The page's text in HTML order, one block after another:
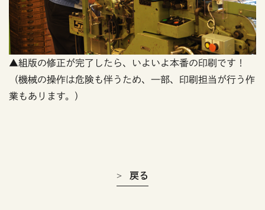
▲組版の修正が完了したら、いよいよ本番の印刷です！
（機械の操作は危険も伴うため、一部、印刷担当が行う作
業もあります。）
戻る